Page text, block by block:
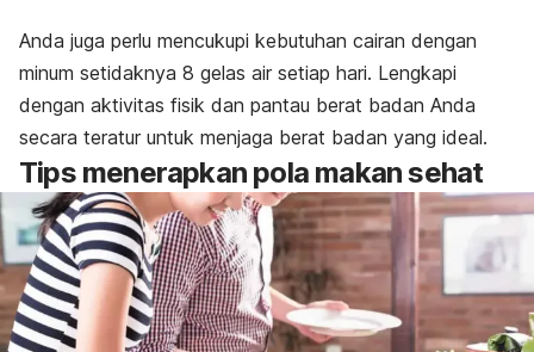
Anda juga perlu mencukupi kebutuhan cairan dengan
minum setidaknya 8 gelas air setiap hari. Lengkapi
dengan aktivitas fisik dan pantau berat badan Anda
secara teratur untuk menjaga berat badan yang ideal.
Tips menerapkan pola makan sehat